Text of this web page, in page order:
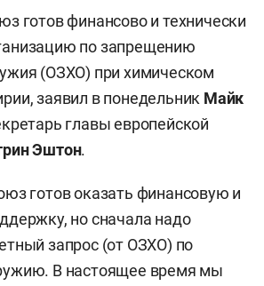
готов финансово и технически
по запрещению
(ОЗХО) при химическом
заявил в понедельник Майк
главы европейской
Эштон.
готов оказать финансовую и
но сначала надо
запрос (от ОЗХО) по
В настоящее время мы